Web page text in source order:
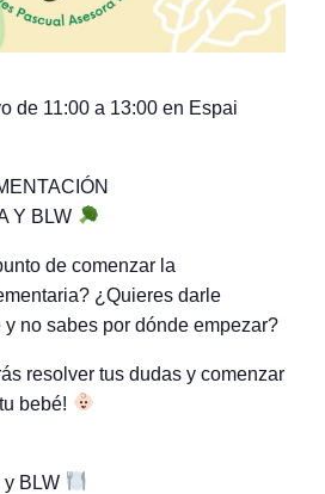
de 11:00 a 13:00 en Espai
Y BLW
de comenzar la
¿Quieres darle
y no sabes por dónde empezar?
resolver tus dudas y comenzar
bebé!
BLW